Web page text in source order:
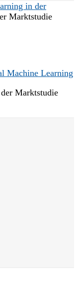
in der
Marktstudie
Marktstudie